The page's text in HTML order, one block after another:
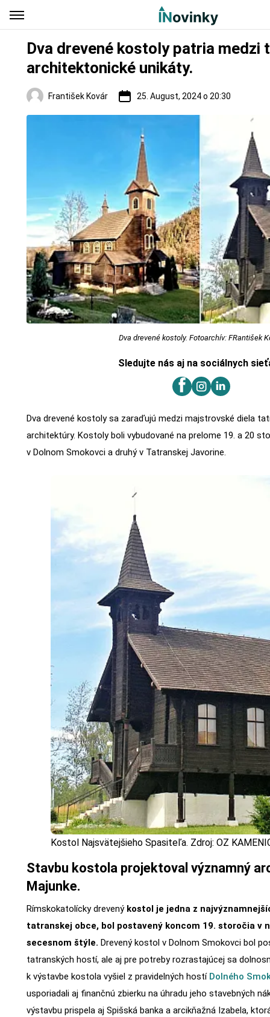
Dva drevené kostoly patria medzi
architektonické unikáty.
František Kovár 25. August, 2024 o 20:30
Dva drevené kostoly. Fotoarchív: FRantišek
Sledujte nás aj na sociálnych
Dva drevené kostoly sa zaraďujú medzi majstrovské diela
architektúry. Kostoly boli vybudované na prelome 19. a 20
v Dolnom Smokovci a druhý v Tatranskej Javorine.
Kostol Najsvätejšieho Spasiteľa. Zdroj: OZ
Stavbu kostola projektoval významný
Majunke.
Rímskokatolícky drevený kostol je jedna z
tatranskej obce, bol postavený koncom 19. storočia v
secesnom štýle. Drevený kostol v Dolnom Smokovci bol
tatranských hostí, ale aj pre potreby rozrastajúcej sa
k výstavbe kostola vyšiel z pravidelných hostí Dolného
usporiadali aj finančnú zbierku na úhradu jeho stavebných
výstavbu prispela aj Spišská banka a arcikňažná Izabela,